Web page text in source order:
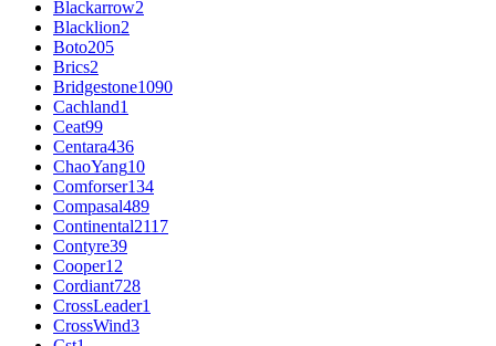
Blackarrow2
Blacklion2
Boto205
Brics2
Bridgestone1090
Cachland1
Ceat99
Centara436
ChaoYang10
Comforser134
Compasal489
Continental2117
Contyre39
Cooper12
Cordiant728
CrossLeader1
CrossWind3